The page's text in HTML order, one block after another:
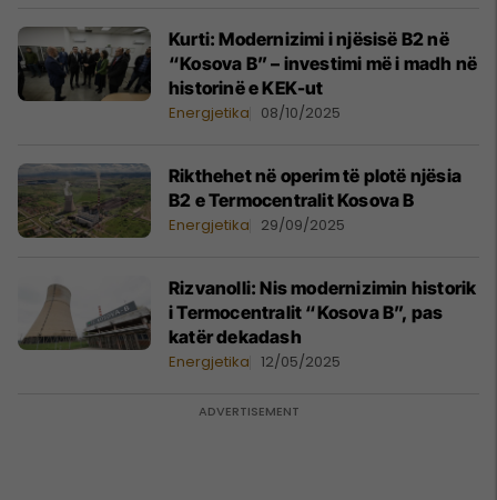
Kurti: Modernizimi i njësisë B2 në
“Kosova B” – investimi më i madh në
historinë e KEK-ut
Energjetika 08/10/2025
Rikthehet në operim të plotë njësia
B2 e Termocentralit Kosova B
Energjetika 29/09/2025
Rizvanolli: Nis modernizimin historik
i Termocentralit “Kosova B”, pas
katër dekadash
Energjetika 12/05/2025